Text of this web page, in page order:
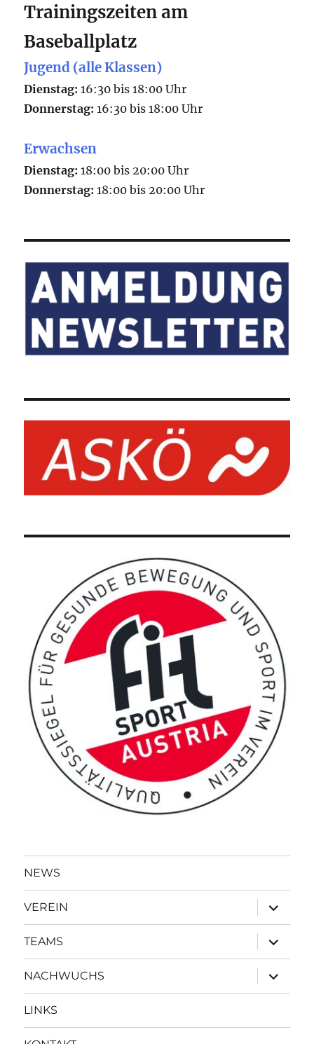
Trainingszeiten am
Baseballplatz
Jugend (alle Klassen)
Dienstag: 16:30 bis 18:00 Uhr
Donnerstag: 16:30 bis 18:00 Uhr
Erwachsen
Dienstag: 18:00 bis 20:00 Uhr
Donnerstag: 18:00 bis 20:00 Uhr
NEWS
VEREIN
öffnen
TEAMS
öffnen
NACHWUCHS
öffnen
LINKS